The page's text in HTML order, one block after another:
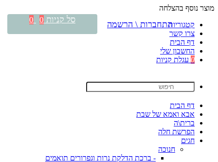
מוצר נוסף בהצלחה
קטגוריות
צרו קשר
דף הבית
החשבון שלי
0 עגלת קניות
דף הבית
אבא ואמא של שבת
ברית\ה
הפרשת חלה
חגים
חנוכה
- ברכת הדלקת נרות וגפרורים תואמים
התחברות \ הרשמה סל קניות 0
0